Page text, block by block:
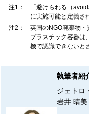
注1：
「避けられる（
に実施可能と定義さ
注2：
英国のNGO廃棄物
プラスチック容器は
機で認識できないと
執筆者紹
ジェトロ
岩井 晴美